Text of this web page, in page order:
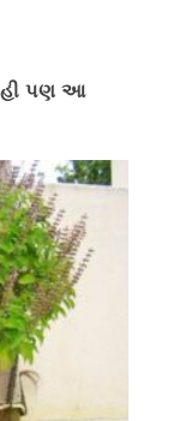
પણ આ